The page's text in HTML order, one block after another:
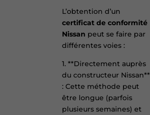
L’obtention d’un
certificat de conformité
Nissan peut se faire par
différentes voies :
1. **Directement auprès
du constructeur Nissan**
: Cette méthode peut
être longue (parfois
plusieurs semaines) et